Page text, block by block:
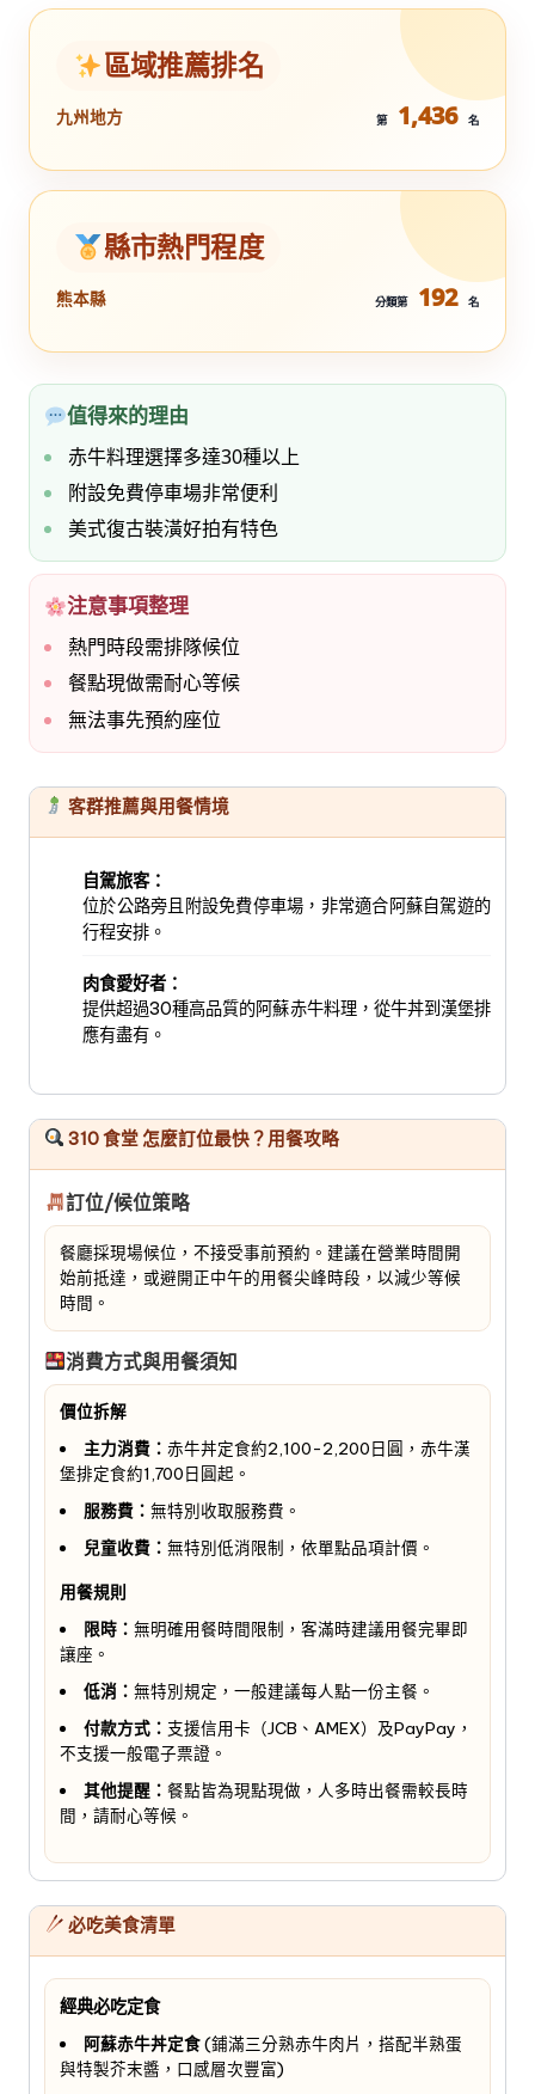
區域推薦排名
九州地方 第 1,436 名
縣市熱門程度
熊本縣 分類第 192 名
值得來的理由
赤牛料理選擇多達30種以上
附設免費停車場非常便利
美式復古裝潢好拍有特色
注意事項整理
熱門時段需排隊候位
餐點現做需耐心等候
無法事先預約座位
客群推薦與用餐情境
自駕旅客：
位於公路旁且附設免費停車場，非常適合阿蘇自駕遊的
行程安排。
肉食愛好者：
提供超過30種高品質的阿蘇赤牛料理，從牛丼到漢堡排
應有盡有。
310 食堂 怎麼訂位最快？用餐攻略
訂位/候位策略
餐廳採現場候位，不接受事前預約。建議在營業時間開
始前抵達，或避開正中午的用餐尖峰時段，以減少等候
時間。
消費方式與用餐須知
價位拆解
主力消費： 赤牛丼定食約2,100-2,200日圓，赤牛漢
堡排定食約1,700日圓起。
服務費： 無特別收取服務費。
兒童收費： 無特別低消限制，依單點品項計價。
用餐規則
限時： 無明確用餐時間限制，客滿時建議用餐完畢即
讓座。
低消： 無特別規定，一般建議每人點一份主餐。
付款方式： 支援信用卡（JCB、AMEX）及PayPay，
不支援一般電子票證。
其他提醒： 餐點皆為現點現做，人多時出餐需較長時
間，請耐心等候。
必吃美食清單
經典必吃定食
阿蘇赤牛丼定食(鋪滿三分熟赤牛肉片，搭配半熟蛋
與特製芥末醬，口感層次豐富)